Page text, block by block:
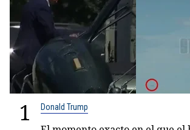
1 Donald Trump